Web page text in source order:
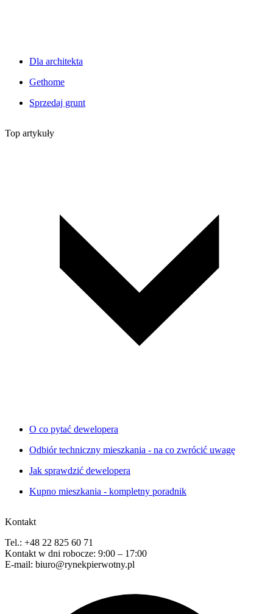
Dla architekta
Gethome
Sprzedaj grunt
Top artykuły
O co pytać dewelopera
Odbiór techniczny mieszkania - na co zwrócić uwagę
Jak sprawdzić dewelopera
Kupno mieszkania - kompletny poradnik
Kontakt
Tel.: +48 22 825 60 71
Kontakt w dni robocze: 9:00 – 17:00
E-mail: biuro@rynekpierwotny.pl